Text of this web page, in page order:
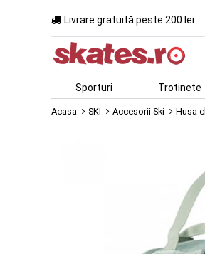
Livrare gratuită peste 200 lei
Sporturi Trotinete
Acasa SKI Accesorii Ski Husa